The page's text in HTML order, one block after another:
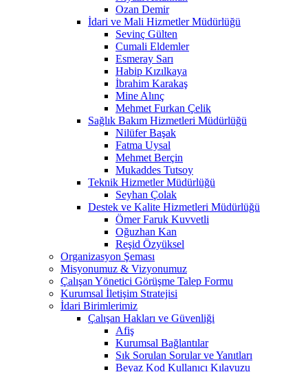
Ozan Demir
İdari ve Mali Hizmetler Müdürlüğü
Sevinç Gülten
Cumali Eldemler
Esmeray Sarı
Habip Kızılkaya
İbrahim Karakaş
Mine Alınç
Mehmet Furkan Çelik
Sağlık Bakım Hizmetleri Müdürlüğü
Nilüfer Başak
Fatma Uysal
Mehmet Berçin
Mukaddes Tutsoy
Teknik Hizmetler Müdürlüğü
Seyhan Çolak
Destek ve Kalite Hizmetleri Müdürlüğü
Ömer Faruk Kuvvetli
Oğuzhan Kan
Reşid Özyüksel
Organizasyon Şeması
Misyonumuz & Vizyonumuz
Çalışan Yönetici Görüşme Talep Formu
Kurumsal İletişim Stratejisi
İdari Birimlerimiz
Çalışan Hakları ve Güvenliği
Afiş
Kurumsal Bağlantılar
Sık Sorulan Sorular ve Yanıtları
Beyaz Kod Kullanıcı Kılavuzu